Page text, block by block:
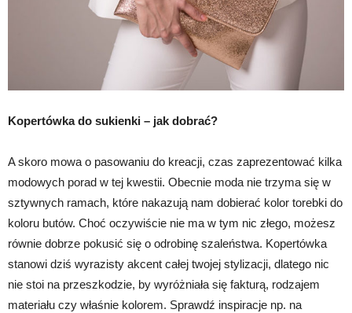
Kopertówka do sukienki – jak dobrać?
A skoro mowa o pasowaniu do kreacji, czas zaprezentować kilka
modowych porad w tej kwestii. Obecnie moda nie trzyma się w
sztywnych ramach, które nakazują nam dobierać kolor torebki do
koloru butów. Choć oczywiście nie ma w tym nic złego, możesz
równie dobrze pokusić się o odrobinę szaleństwa. Kopertówka
stanowi dziś wyrazisty akcent całej twojej stylizacji, dlatego nic
nie stoi na przeszkodzie, by wyróżniała się fakturą, rodzajem
materiału czy właśnie kolorem. Sprawdź inspiracje np. na